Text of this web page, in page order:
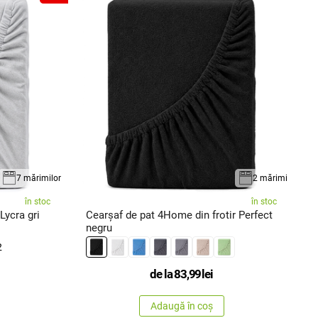
7 mărimilor
în stoc
gri
2 mărimi
în stoc
Cearșaf de pat 4Home din frotir Perfect
negru
de la83,99lei
Adaugă în coș